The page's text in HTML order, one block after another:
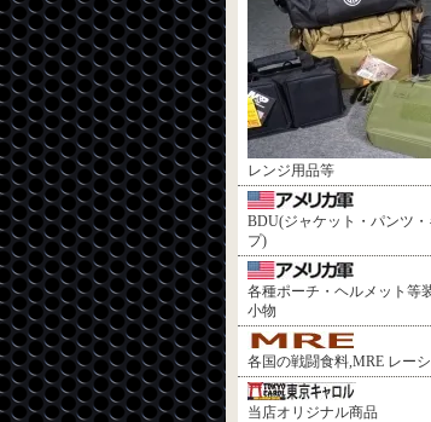
レンジ用品等
BDU(ジャケット・パンツ・
プ)
各種ポーチ・ヘルメット等
小物
各国の戦闘食料,MRE レー
当店オリジナル商品